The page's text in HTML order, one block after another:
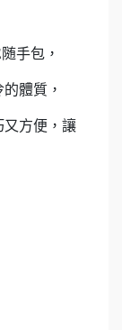
手包，
體質，
又方便，讓